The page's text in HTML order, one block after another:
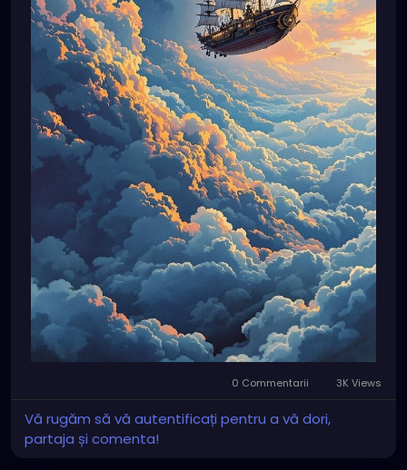
0 Commentarii 3K Views
Vă rugăm să vă autentificați pentru a vă dori,
partaja și comenta!